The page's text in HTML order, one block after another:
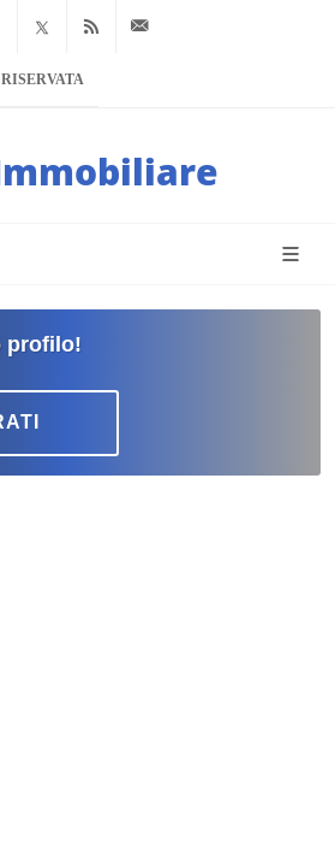
Facebook
x.com Feed RSS
profilo!